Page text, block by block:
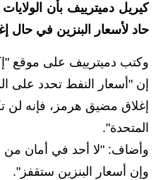
كيريل دميترييف بأن
حاد لأسعار البنزين في حال
وكتب دميترييف على موقع
إن "أسعار النفط تحدد على
إغلاق مضيق هرمز، فإنه لن
المتحدة".
وأضاف: "لا أحد في أمان من
وإن أسعار البنزين ستقفز".